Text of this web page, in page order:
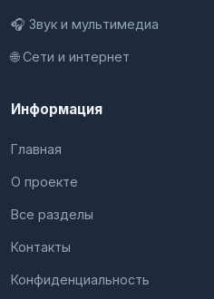
🎧 Звук и мультимедиа
🌐 Сети и интернет
Информация
Главная
О проекте
Все разделы
Контакты
Конфиденциальность